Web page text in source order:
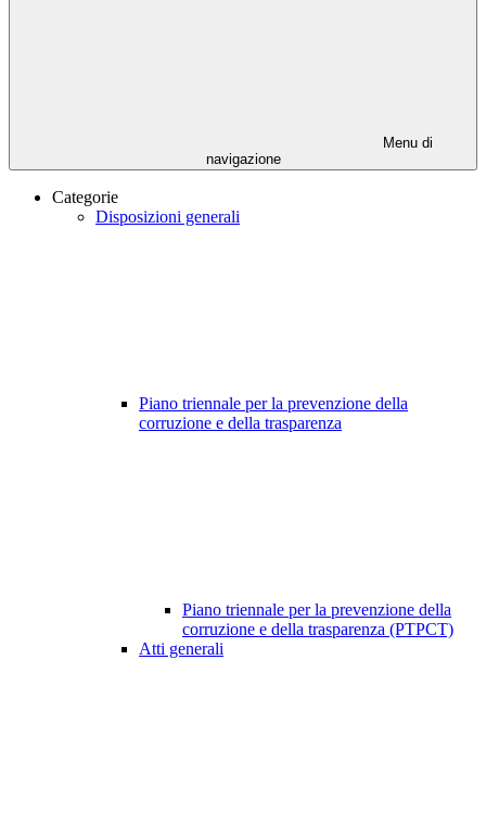
Menu di
navigazione
Categorie
Disposizioni generali
Piano triennale per la prevenzione della
corruzione e della trasparenza
Piano triennale per la prevenzione della
corruzione e della trasparenza (PTPCT)
Atti generali